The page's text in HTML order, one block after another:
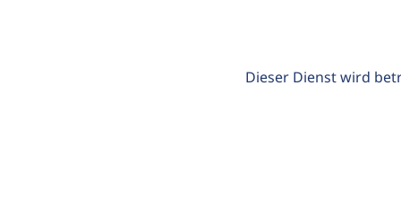
Dieser Dienst wird